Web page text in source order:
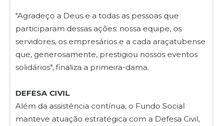
"Agradeço a Deus e a todas as pessoas que
participaram dessas ações: nossa equipe, os
servidores, os empresários e a cada araçatubense
que, generosamente, prestigiou nossos eventos
solidários", finaliza a primeira-dama.
DEFESA CIVIL
Além da assistência contínua, o Fundo Social
manteve atuação estratégica com a Defesa Civil,